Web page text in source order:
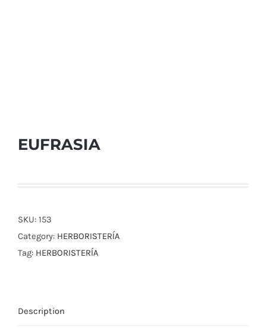
EUFRASIA
SKU: 153
Category: HERBORISTERÍA
Tag: HERBORISTERÍA
Description